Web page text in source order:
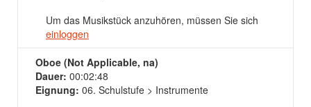
Um das Musikstück anzuhören, müssen Sie sich
einloggen
Oboe (Not Applicable, na)
Dauer: 00:02:48
Eignung: 06. Schulstufe > Instrumente